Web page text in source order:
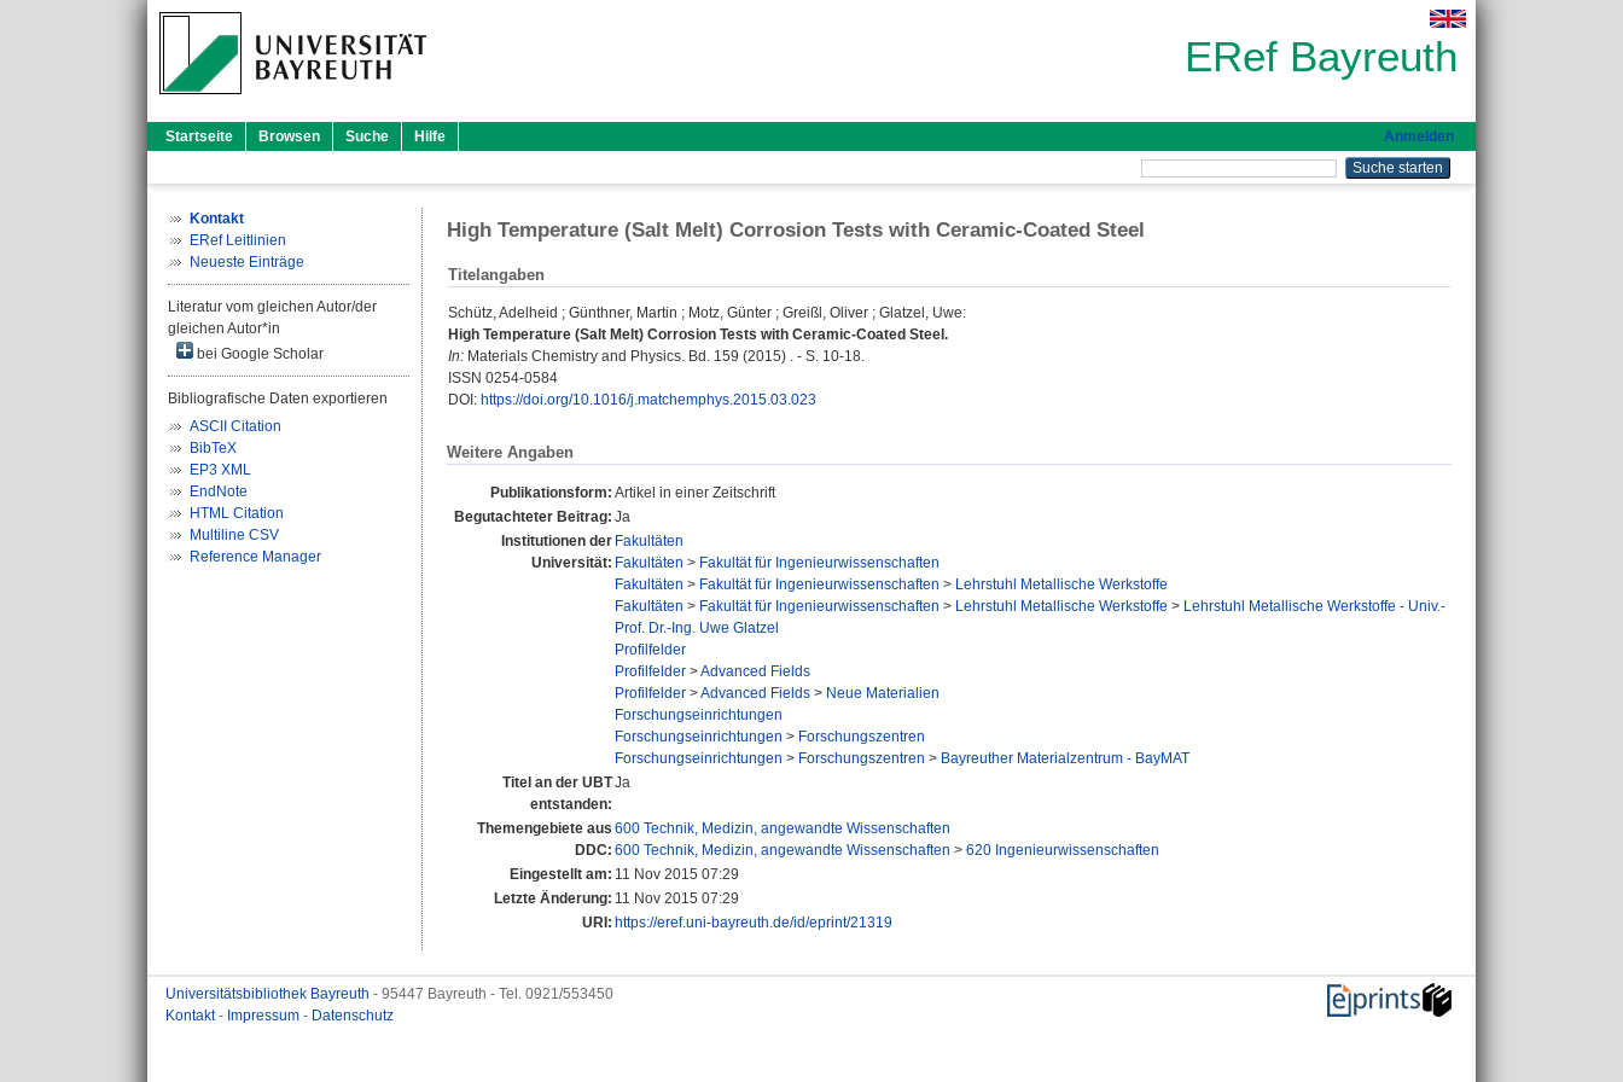
ERef Bayreuth
Startseite Browsen Suche Hilfe Anmelden
Kontakt
ERef Leitlinien
Neueste Einträge
Literatur vom gleichen Autor/der
gleichen Autor*in
bei Google Scholar
Bibliografische Daten exportieren
ASCII Citation
BibTeX
EP3 XML
EndNote
HTML Citation
Multiline CSV
Reference Manager
High Temperature (Salt Melt) Corrosion Tests with Ceramic-Coated Steel
Titelangaben
Schütz, Adelheid ; Günthner, Martin ; Motz, Günter ; Greißl, Oliver ; Glatzel, Uwe:
High Temperature (Salt Melt) Corrosion Tests with Ceramic-Coated Steel.
In: Materials Chemistry and Physics. Bd. 159 (2015) . - S. 10-18.
ISSN 0254-0584
DOI: https://doi.org/10.1016/j.matchemphys.2015.03.023
Weitere Angaben
Publikationsform: Artikel in einer Zeitschrift
Begutachteter Beitrag: Ja
Institutionen der
Universität:
Fakultäten
Fakultäten > Fakultät für Ingenieurwissenschaften
Fakultäten > Fakultät für Ingenieurwissenschaften > Lehrstuhl Metallische Werkstoffe
Fakultäten > Fakultät für Ingenieurwissenschaften > Lehrstuhl Metallische Werkstoffe > Lehrstuhl Metallische Werkstoffe - Univ.-
Prof. Dr.-Ing. Uwe Glatzel
Profilfelder
Profilfelder >Advanced Fields
Profilfelder >Advanced Fields > Neue Materialien
Forschungseinrichtungen
Forschungseinrichtungen > Forschungszentren
Forschungseinrichtungen > Forschungszentren > Bayreuther Materialzentrum - BayMAT
Titel an der UBT
entstanden:
Ja
Themengebiete aus
DDC:
600 Technik, Medizin, angewandte Wissenschaften
600 Technik, Medizin, angewandte Wissenschaften > 620 Ingenieurwissenschaften
Eingestellt am: 11 Nov 2015 07:29
Letzte Änderung: 11 Nov 2015 07:29
URI: https://eref.uni-bayreuth.de/id/eprint/21319
Universitätsbibliothek Bayreuth - 95447 Bayreuth - Tel. 0921/553450
Kontakt- Impressum - Datenschutz